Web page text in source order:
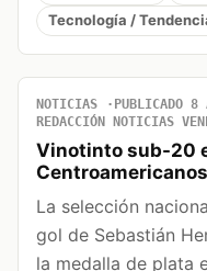
Tecnología /
NOTICIAS PUBLICADO 8
REDACCIÓN NOTICIAS
Vinotinto sub-20
La selección
gol de Sebastián
la medalla de plata